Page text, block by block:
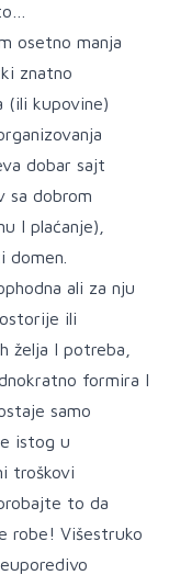
osetno manja
znatno
(ili kupovine)
dobar sajt
sa dobrom
I plaćanje),
domen.
ali za nju
ili
želja I potreba,
formira I
samo
istog u
troškovi
to da
robe! Višestruko